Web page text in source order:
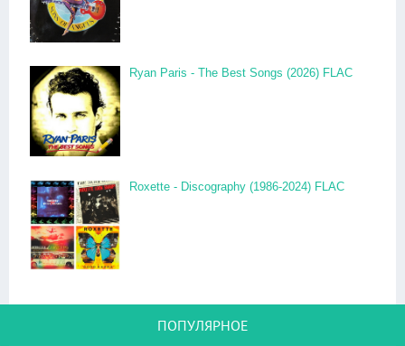
Ryan Paris - The Best Songs (2026) FLAC
Roxette - Discography (1986-2024) FLAC
ПОПУЛЯРНОЕ